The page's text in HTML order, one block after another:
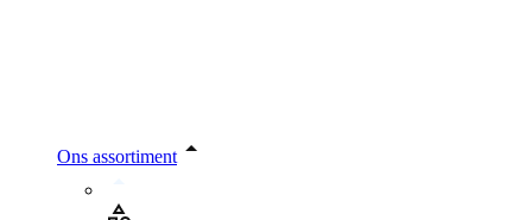
Ons assortiment